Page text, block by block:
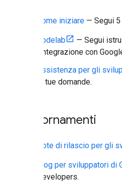
Come iniziare — Segui
Codelab
— Segui
l'integrazione con
Assistenza per gli
le tue domande.
Aggiornamenti
Note di rilascio per gli
Blog per sviluppatori di
Developers.